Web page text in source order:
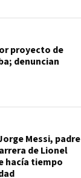
proyecto de
denuncian
Messi, padre
de Lionel
hacía tiempo